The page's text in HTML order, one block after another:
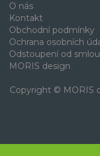
O nás
Kontakt
Obchodní podmínky
Ochrana osobních
Odstoupení od
MORIS design
Copyright © MORIS